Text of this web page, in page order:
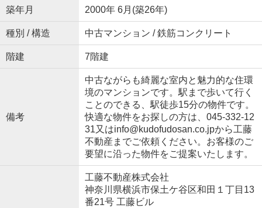
築年月 2000年 6月(築26年)
種別 / 構造 中古マンション / 鉄筋コンクリート
階建 7階建
備考
中古ながらも綺麗な室内と魅力的な住環
境のマンションです。駅まで歩いて行く
ことのできる、駅徒歩15分の物件です。
快適な物件をお探しの方は、045-332-12
31又はinfo@kudofudosan.co.jpから工藤
不動産までご依頼ください。お客様のご
要望に沿った物件をご提案いたします。
工藤不動産株式会社
神奈川県横浜市保土ケ谷区和田１丁目13
番21号 工藤ビル